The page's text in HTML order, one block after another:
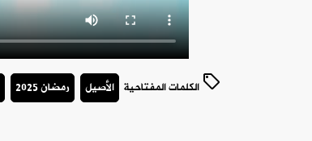
الكلمات المفتاحية الأصيل رمضان 2025